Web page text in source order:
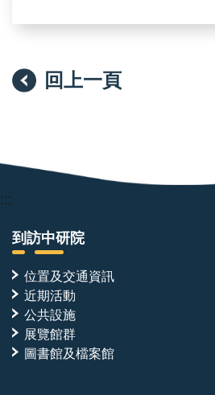
回上一頁
:::
到訪中研院
位置及交通資訊
近期活動
公共設施
展覽館群
圖書館及檔案館